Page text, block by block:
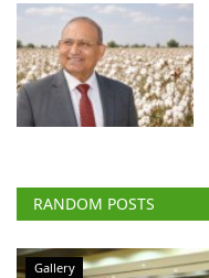
RANDOM POSTS
Gallery